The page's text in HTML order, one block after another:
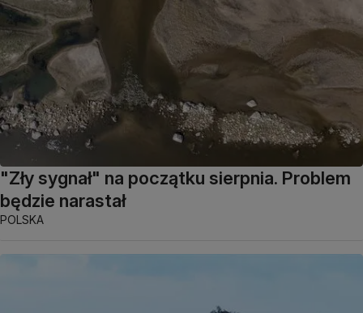
"Zły sygnał" na początku sierpnia. Problem
będzie narastał
POLSKA